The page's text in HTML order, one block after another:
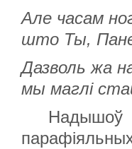
Але часам
што Ты,
Дазволь жа
мы маглі